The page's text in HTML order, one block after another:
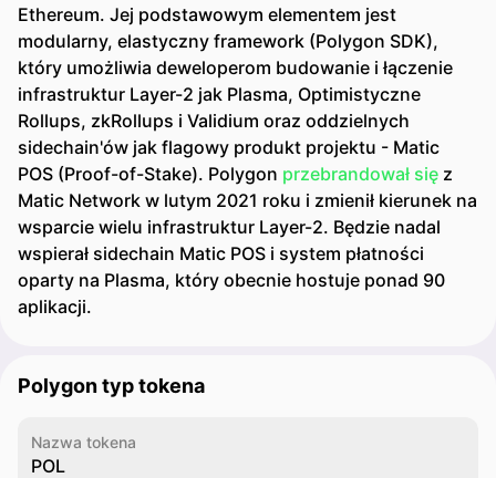
Ethereum. Jej podstawowym elementem jest
modularny, elastyczny framework (Polygon SDK),
który umożliwia deweloperom budowanie i łączenie
infrastruktur Layer-2 jak Plasma, Optimistyczne
Rollups, zkRollups i Validium oraz oddzielnych
sidechain'ów jak flagowy produkt projektu - Matic
POS (Proof-of-Stake). Polygon przebrandował się z
Matic Network w lutym 2021 roku i zmienił kierunek na
wsparcie wielu infrastruktur Layer-2. Będzie nadal
wspierał sidechain Matic POS i system płatności
oparty na Plasma, który obecnie hostuje ponad 90
aplikacji.
Polygon typ tokena
Nazwa tokena
POL